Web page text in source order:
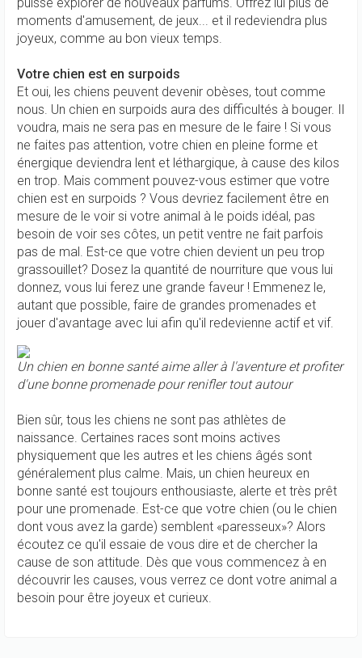
moments d'amusement, de jeux... et il redeviendra plus
joyeux, comme au bon vieux temps.
Votre chien est en surpoids
Et oui, les chiens peuvent devenir obèses, tout comme
nous. Un chien en surpoids aura des difficultés à bouger. Il
voudra, mais ne sera pas en mesure de le faire ! Si vous
ne faites pas attention, votre chien en pleine forme et
énergique deviendra lent et léthargique, à cause des kilos
en trop. Mais comment pouvez-vous estimer que votre
chien est en surpoids ? Vous devriez facilement être en
mesure de le voir si votre animal à le poids idéal, pas
besoin de voir ses côtes, un petit ventre ne fait parfois
pas de mal. Est-ce que votre chien devient un peu trop
grassouillet? Dosez la quantité de nourriture que vous lui
donnez, vous lui ferez une grande faveur ! Emmenez le,
autant que possible, faire de grandes promenades et
jouer d'avantage avec lui afin qu'il redevienne actif et vif.
Un chien en bonne santé aime aller à l'aventure et profiter
d'une bonne promenade pour renifler tout autour
Bien sûr, tous les chiens ne sont pas athlètes de
naissance. Certaines races sont moins actives
physiquement que les autres et les chiens âgés sont
généralement plus calme. Mais, un chien heureux en
bonne santé est toujours enthousiaste, alerte et très prêt
pour une promenade. Est-ce que votre chien (ou le chien
dont vous avez la garde) semblent «paresseux»? Alors
écoutez ce qu'il essaie de vous dire et de chercher la
cause de son attitude. Dès que vous commencez à en
découvrir les causes, vous verrez ce dont votre animal a
besoin pour être joyeux et curieux.